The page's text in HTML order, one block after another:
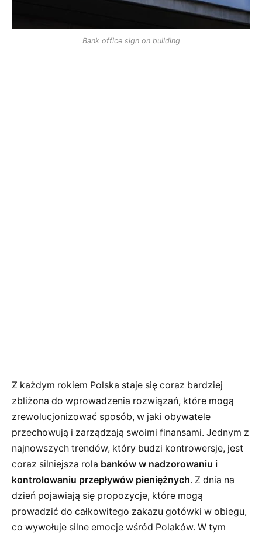
Bank office sign on building
Z każdym rokiem Polska staje się coraz bardziej
zbliżona do wprowadzenia rozwiązań, które mogą
zrewolucjonizować sposób, w jaki obywatele
przechowują i zarządzają swoimi finansami. Jednym z
najnowszych trendów, który budzi kontrowersje, jest
coraz silniejsza rola banków w nadzorowaniu i
kontrolowaniu przepływów pieniężnych. Z dnia na
dzień pojawiają się propozycje, które mogą
prowadzić do całkowitego zakazu gotówki w obiegu,
co wywołuje silne emocje wśród Polaków. W tym